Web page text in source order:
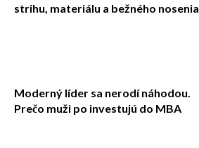
strihu, materiálu a bežného nosenia
Moderný líder sa nerodí náhodou.
Prečo muži po investujú do MBA